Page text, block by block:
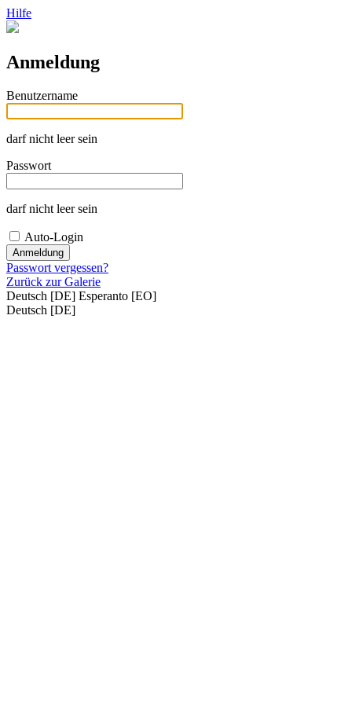
Hilfe
Anmeldung
Benutzername
darf nicht leer sein
Passwort
darf nicht leer sein
Auto-Login
Passwort vergessen?
Zurück zur Galerie
Deutsch [DE] Esperanto [EO]
Deutsch [DE]